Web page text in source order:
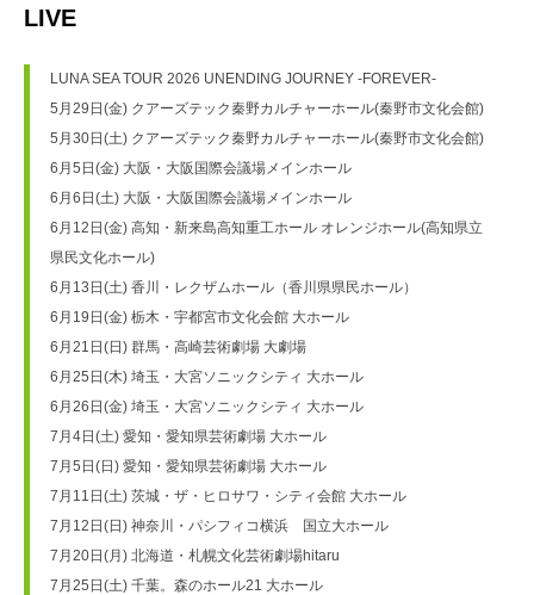
LIVE
LUNA SEA TOUR 2026 UNENDING JOURNEY -FOREVER-
5月29日(金) クアーズテック秦野カルチャーホール(秦野市文化会館)
5月30日(土) クアーズテック秦野カルチャーホール(秦野市文化会館)
6月5日(金) 大阪・大阪国際会議場メインホール
6月6日(土) 大阪・大阪国際会議場メインホール
6月12日(金) 高知・新来島高知重工ホール オレンジホール(高知県立
県民文化ホール)
6月13日(土) 香川・レクザムホール（香川県県民ホール）
6月19日(金) 栃木・宇都宮市文化会館 大ホール
6月21日(日) 群馬・高崎芸術劇場 大劇場
6月25日(木) 埼玉・大宮ソニックシティ 大ホール
6月26日(金) 埼玉・大宮ソニックシティ 大ホール
7月4日(土) 愛知・愛知県芸術劇場 大ホール
7月5日(日) 愛知・愛知県芸術劇場 大ホール
7月11日(土) 茨城・ザ・ヒロサワ・シティ会館 大ホール
7月12日(日) 神奈川・パシフィコ横浜　国立大ホール
7月20日(月) 北海道・札幌文化芸術劇場hitaru
7月25日(土) 千葉。森のホール21 大ホール